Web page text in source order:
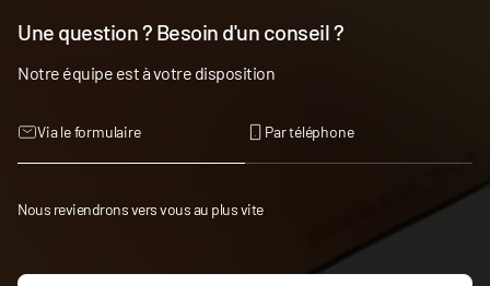
Une question ? Besoin d'un conseil ?
Notre équipe est à votre disposition
Via le formulaire Par téléphone
Nous reviendrons vers vous au plus vite